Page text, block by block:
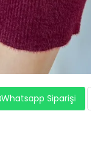
Whatsapp Siparişi